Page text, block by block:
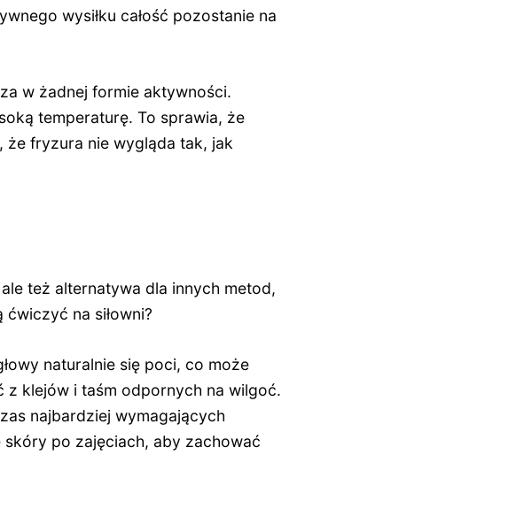
wysiłku całość pozostanie na
w żadnej formie aktywności.
temperaturę. To sprawia, że
że fryzura nie wygląda tak, jak
też alternatywa dla innych metod,
na siłowni?
naturalnie się poci, co może
z klejów i taśm odpornych na wilgoć.
najbardziej wymagających
po zajęciach, aby zachować